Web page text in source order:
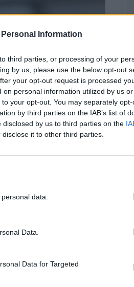
Information
third parties, or processing of your
by us, please use the below opt-out
your opt-out request is processed
personal information utilized by us
your opt-out. You may separately
by third parties on the IAB’s list of
by us to third parties on the
it to other third parties.
data.
Data.
Data for Targeted
Sport: “
Contro
perfetta; nelle
di vista psicologico:
non vengono
per Babacar
l’allenatore della